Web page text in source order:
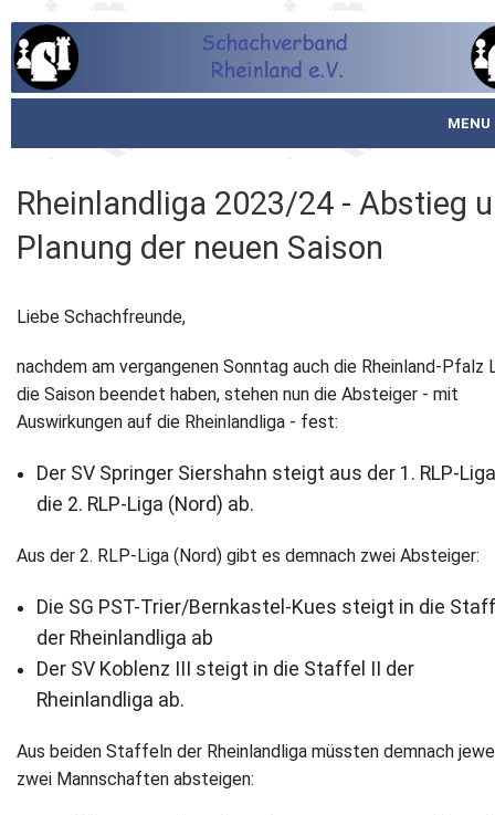
MENU
Schachjugend
Meistertafel
Fotos
Service
Impressum
Datenschutz
Rheinlandliga 2023/24 - Abstieg
Planung der neuen Saison
Liebe Schachfreunde,
nachdem am vergangenen Sonntag auch die Rheinland-Pfalz
die Saison beendet haben, stehen nun die Absteiger - mit
Auswirkungen auf die Rheinlandliga - fest:
Der SV Springer Siershahn steigt aus der 1. RLP-
die 2. RLP-Liga (Nord) ab.
Aus der 2. RLP-Liga (Nord) gibt es demnach zwei Absteiger:
Die SG PST-Trier/Bernkastel-Kues steigt in die
der Rheinlandliga ab
Der SV Koblenz III steigt in die Staffel II der
Rheinlandliga ab.
Aus beiden Staffeln der Rheinlandliga müssten demnach
zwei Mannschaften absteigen: